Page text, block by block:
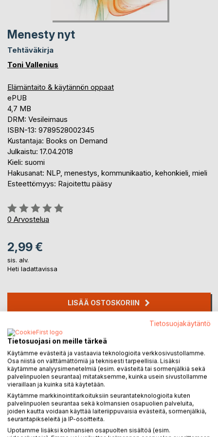
Menesty nyt
Tehtäväkirja
Toni Vallenius
Elämäntaito & käytännön oppaat
ePUB
4,7 MB
DRM: Vesileimaus
ISBN-13: 9789528002345
Kustantaja: Books on Demand
Julkaistu: 17.04.2018
Kieli: suomi
Hakusanat: NLP, menestys, kommunikaatio, kehonkieli, mieli
Esteettömyys: Rajoitettu pääsy
Arvostelu::
0%
0 Arvostelua
2,99 €
sis. alv.
Heti ladattavissa
LISÄÄ OSTOSKORIIN
Lisää muistilistalle
Arvostele tuote
KUVAUS
Tietosuojakäytäntö
Tietosuojasi on meille tärkeä
Käytämme evästeitä ja vastaavia teknologioita verkkosivustollamme.
Osa niistä on välttämättömiä ja teknisesti tarpeellisia. Lisäksi
käytämme analyysimenetelmiä (esim. evästeitä tai sormenjälkiä sekä
palvelinpuolen seurantaa) mitataksemme, kuinka usein sivustollamme
vieraillaan ja kuinka sitä käytetään.
Käytämme markkinointitarkoituksiin seurantateknologioita kuten
palvelinpuolen seurantaa sekä kolmansien osapuolien palveluita,
joiden kautta voidaan käyttää laiteriippuvaisia evästeitä, sormenjälkiä,
seurantapikseleitä ja IP-osoitteita.
Upotamme lisäksi kolmansien osapuolten sisältöä (esim.